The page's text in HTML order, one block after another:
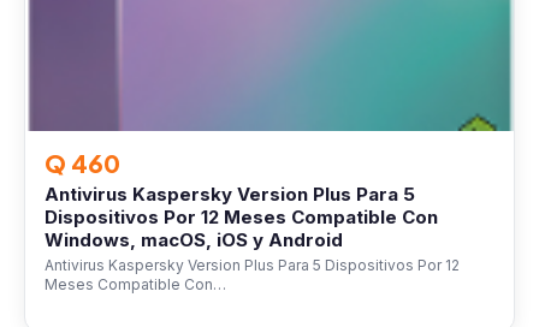
Q 460
Antivirus Kaspersky Version Plus Para 5
Dispositivos Por 12 Meses Compatible Con
Windows, macOS, iOS y Android
Antivirus Kaspersky Version Plus Para 5 Dispositivos Por 12
Meses Compatible Con…